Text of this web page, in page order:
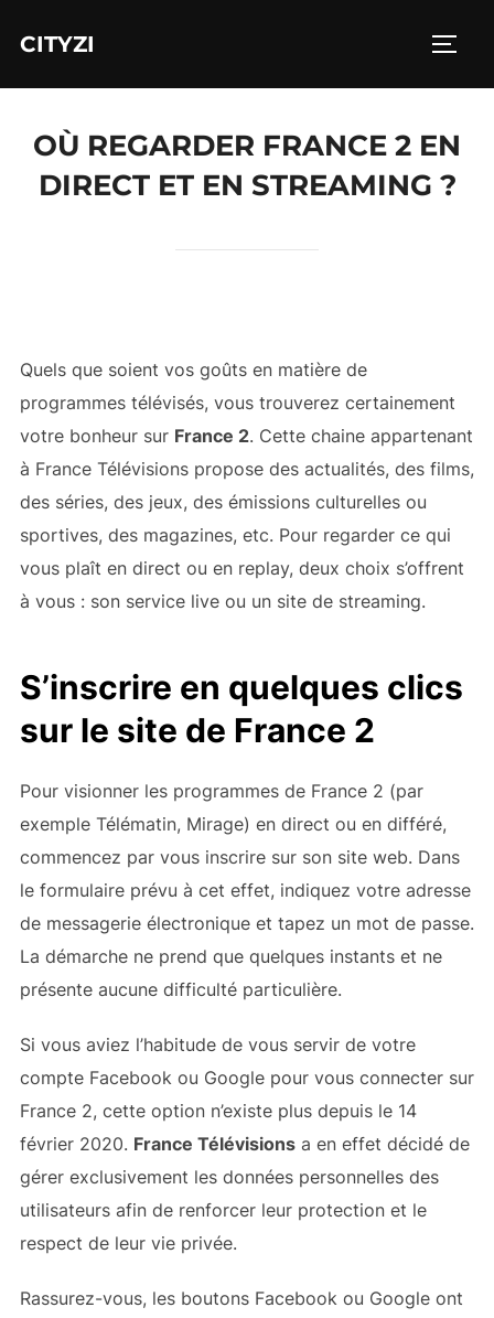
CITYZI
OÙ REGARDER FRANCE 2 EN
DIRECT ET EN STREAMING ?
Quels que soient vos goûts en matière de
programmes télévisés, vous trouverez certainement
votre bonheur sur France 2. Cette chaine appartenant
à France Télévisions propose des actualités, des films,
des séries, des jeux, des émissions culturelles ou
sportives, des magazines, etc. Pour regarder ce qui
vous plaît en direct ou en replay, deux choix s’offrent
à vous : son service live ou un site de streaming.
S’inscrire en quelques clics
sur le site de France 2
Pour visionner les programmes de France 2 (par
exemple Télématin, Mirage) en direct ou en différé,
commencez par vous inscrire sur son site web. Dans
le formulaire prévu à cet effet, indiquez votre adresse
de messagerie électronique et tapez un mot de passe.
La démarche ne prend que quelques instants et ne
présente aucune difficulté particulière.
Si vous aviez l’habitude de vous servir de votre
compte Facebook ou Google pour vous connecter sur
France 2, cette option n’existe plus depuis le 14
février 2020. France Télévisionsa en effet décidé de
gérer exclusivement les données personnelles des
utilisateurs afin de renforcer leur protection et le
respect de leur vie privée.
Rassurez-vous, les boutons Facebook ou Google ont